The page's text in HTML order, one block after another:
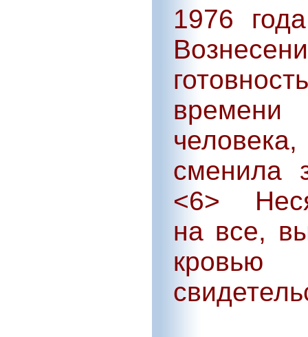
1976
времени
сменила
<6> Неся
на все,